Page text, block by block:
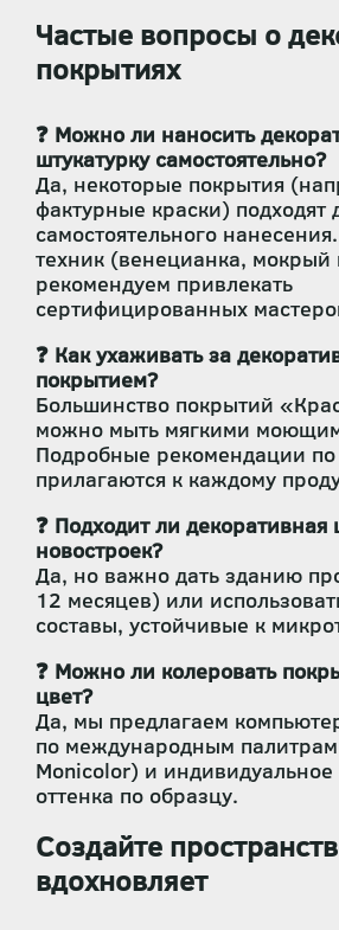
Частые вопросы о
покрытиях
❓ Можно ли наносить
штукатурку самостоятельно?
Да, некоторые покрытия
фактурные краски) подходят
самостоятельного
техник (венецианка, мокрый
рекомендуем привлекать
сертифицированных
❓ Как ухаживать за
покрытием?
Большинство покрытий
можно мыть мягкими
Подробные рекомендации по
прилагаются к каждому
❓ Подходит ли декоративная
новостроек?
Да, но важно дать зданию
12 месяцев) или
составы, устойчивые к
❓ Можно ли колеровать
цвет?
Да, мы предлагаем
по международным палитрам
Monicolor) и индивидуальное
оттенка по образцу.
Создайте
вдохновляет